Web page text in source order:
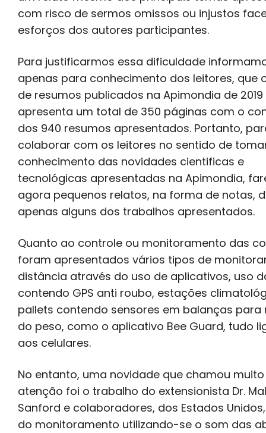
com risco de sermos omissos ou injustos
esforços dos autores participantes.
Para justificarmos essa dificuldade
apenas para conhecimento dos leitores, que
de resumos publicados na Apimondia de 2019
apresenta um total de 350 páginas com o
dos 940 resumos apresentados. Portanto,
colaborar com os leitores no sentido de
conhecimento das novidades cientificas e
tecnológicas apresentadas na Apimondia,
agora pequenos relatos, na forma de notas,
apenas alguns dos trabalhos apresentados.
Quanto ao controle ou monitoramento das
foram apresentados vários tipos de
distância através do uso de aplicativos, uso
contendo GPS anti roubo, estações
pallets contendo sensores em balanças para
do peso, como o aplicativo Bee Guard, tudo
aos celulares.
No entanto, uma novidade que chamou
atenção foi o trabalho do extensionista Dr.
Sanford e colaboradores, dos Estados
do monitoramento utilizando-se o som das